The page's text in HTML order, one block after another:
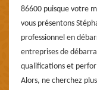
86600 puisque votre
vous présentons
professionnel en
entreprises de
qualifications et
Alors, ne cherchez